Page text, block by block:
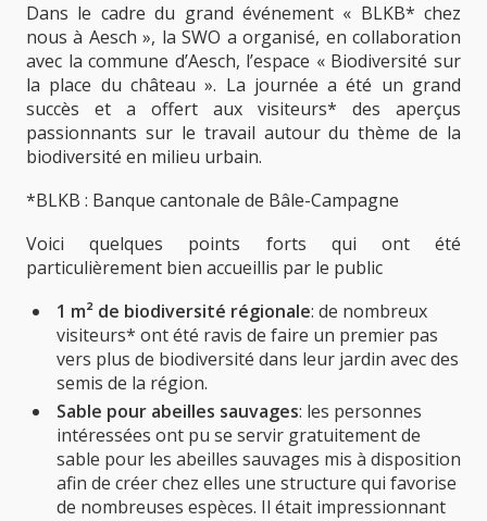
Dans le cadre du grand événement « BLKB* chez
nous à Aesch », la SWO a organisé, en collaboration
avec la commune d’Aesch, l’espace « Biodiversité sur
la place du château ». La journée a été un grand
succès et a offert aux visiteurs* des aperçus
passionnants sur le travail autour du thème de la
biodiversité en milieu urbain.
*BLKB : Banque cantonale de Bâle-Campagne
Voici quelques points forts qui ont été
particulièrement bien accueillis par le public
1 m² de biodiversité régionale: de nombreux
visiteurs* ont été ravis de faire un premier pas
vers plus de biodiversité dans leur jardin avec des
semis de la région.
Sable pour abeilles sauvages: les personnes
intéressées ont pu se servir gratuitement de
sable pour les abeilles sauvages mis à disposition
afin de créer chez elles une structure qui favorise
de nombreuses espèces. Il était impressionnant